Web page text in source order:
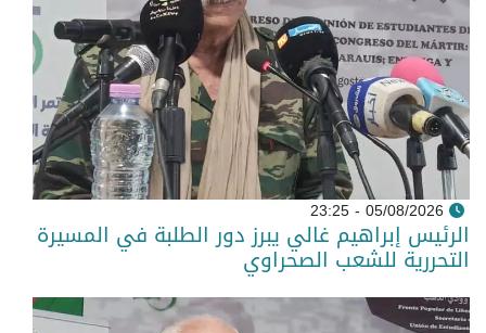
05/08/2026 - 23:25
الرئيس إبراهيم غالي يبرز دور الطلبة في المسيرة
التحررية للشعب الصحراوي